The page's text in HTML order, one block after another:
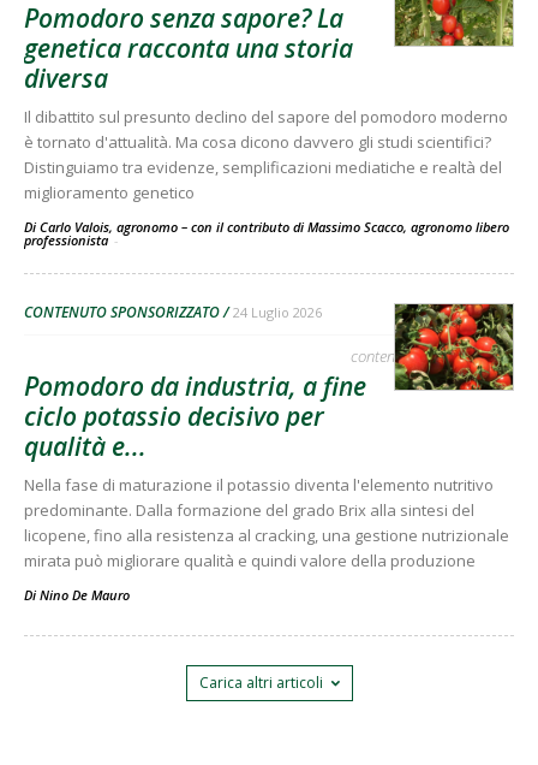
Pomodoro senza sapore? La
genetica racconta una storia
diversa
Il dibattito sul presunto declino del sapore del pomodoro moderno
è tornato d'attualità. Ma cosa dicono davvero gli studi scientifici?
Distinguiamo tra evidenze, semplificazioni mediatiche e realtà del
miglioramento genetico
Di Carlo Valois, agronomo – con il contributo di Massimo Scacco, agronomo libero
professionista -
CONTENUTO SPONSORIZZATO 24 Luglio 2026
contenuto sponsorizzato
Pomodoro da industria, a fine
ciclo potassio decisivo per
qualità e...
Nella fase di maturazione il potassio diventa l'elemento nutritivo
predominante. Dalla formazione del grado Brix alla sintesi del
licopene, fino alla resistenza al cracking, una gestione nutrizionale
mirata può migliorare qualità e quindi valore della produzione
Di Nino De Mauro
Carica altri articoli